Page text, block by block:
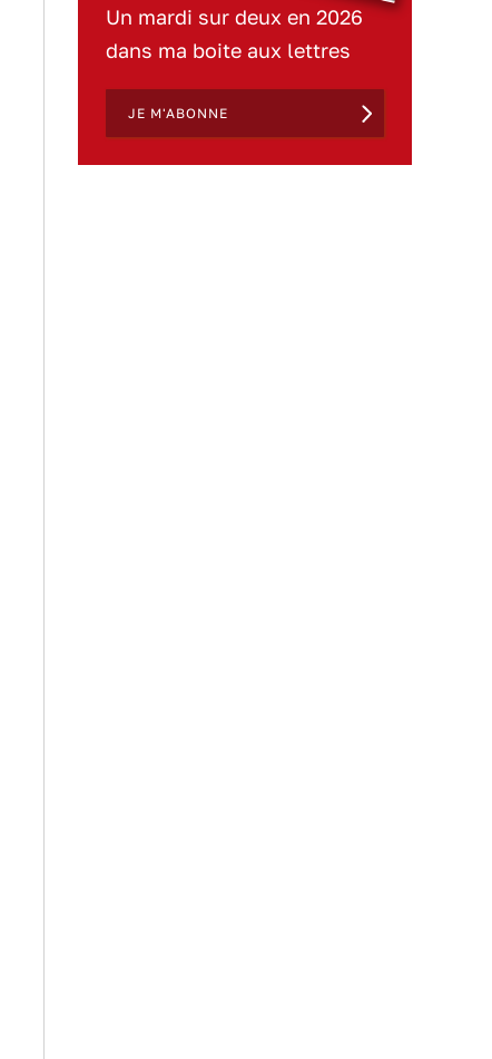
Un mardi sur deux en 2026
dans ma boite aux lettres
JE M'ABONNE